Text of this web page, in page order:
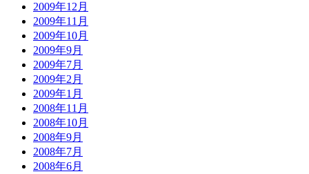
2009年12月
2009年11月
2009年10月
2009年9月
2009年7月
2009年2月
2009年1月
2008年11月
2008年10月
2008年9月
2008年7月
2008年6月